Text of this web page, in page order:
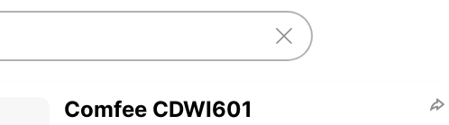
Comfee CDWI601